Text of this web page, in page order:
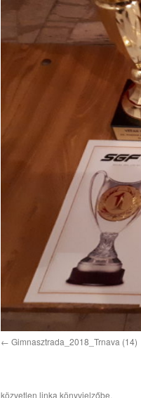
Gimnasztrada_2018_Trnava (14)
közvetlen linka könyvjelzőbe.